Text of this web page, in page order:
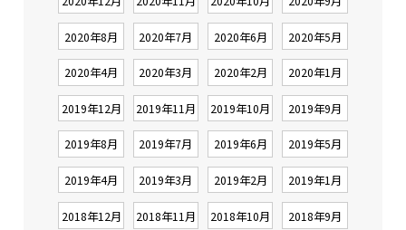
2020年8月 2020年7月 2020年6月 2020年5月
2020年4月 2020年3月 2020年2月 2020年1月
2019年12月 2019年11月 2019年10月 2019年9月
2019年8月 2019年7月 2019年6月 2019年5月
2019年4月 2019年3月 2019年2月 2019年1月
2018年12月 2018年11月 2018年10月 2018年9月